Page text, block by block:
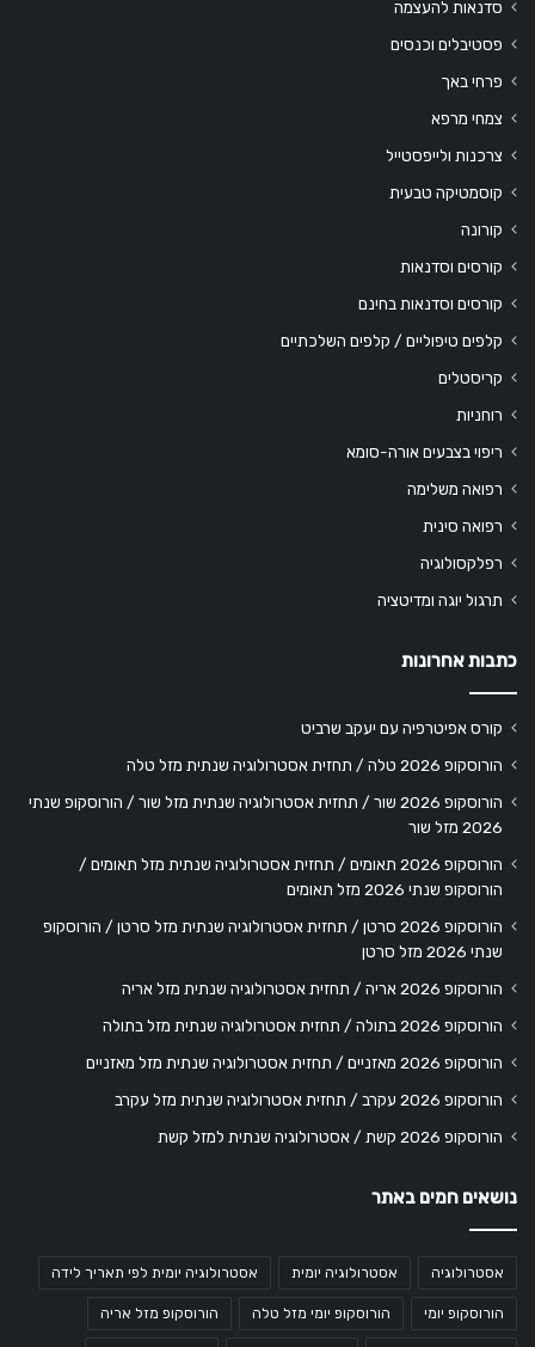
סדנאות להעצמה
פסטיבלים וכנסים
פרחי באך
צמחי מרפא
צרכנות ולייפסטייל
קוסמטיקה טבעית
קורונה
קורסים וסדנאות
קורסים וסדנאות בחינם
קלפים טיפוליים / קלפים השלכתיים
קריסטלים
רוחניות
ריפוי בצבעים אורה-סומא
רפואה משלימה
רפואה סינית
רפלקסולוגיה
תרגול יוגה ומדיטציה
כתבות אחרונות
קורס אפיטרפיה עם יעקב שרביט
הורוסקופ 2026 טלה / תחזית אסטרולוגיה שנתית מזל טלה
הורוסקופ 2026 שור / תחזית אסטרולוגיה שנתית מזל שור / הורוסקופ שנתי
2026 מזל שור
הורוסקופ 2026 תאומים / תחזית אסטרולוגיה שנתית מזל תאומים /
הורוסקופ שנתי 2026 מזל תאומים
הורוסקופ 2026 סרטן / תחזית אסטרולוגיה שנתית מזל סרטן / הורוסקופ
שנתי 2026 מזל סרטן
הורוסקופ 2026 אריה / תחזית אסטרולוגיה שנתית מזל אריה
הורוסקופ 2026 בתולה / תחזית אסטרולוגיה שנתית מזל בתולה
הורוסקופ 2026 מאזניים / תחזית אסטרולוגיה שנתית מזל מאזניים
הורוסקופ 2026 עקרב / תחזית אסטרולוגיה שנתית מזל עקרב
הורוסקופ 2026 קשת / אסטרולוגיה שנתית למזל קשת
נושאים חמים באתר
אסטרולוגיה אסטרולוגיה יומית אסטרולוגיה יומית לפי תאריך לידה
הורוסקופ יומי הורוסקופ יומי מזל טלה הורוסקופ מזל אריה